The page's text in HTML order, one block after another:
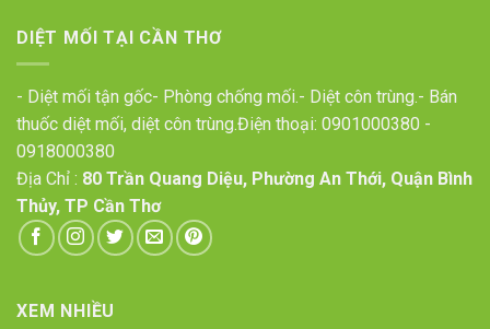
DIỆT MỐI TẠI CẦN THƠ
- Diệt mối tận gốc- Phòng chống mối.- Diệt côn trùng.- Bán
thuốc diệt mối, diệt côn trùng.Điện thoại: 0901000380 -
0918000380
Địa Chỉ : 80 Trần Quang Diệu, Phường An Thới, Quận Bình
Thủy, TP Cần Thơ
XEM NHIỀU